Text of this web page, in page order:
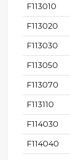
F113010
F113020
F113030
F113050
F113070
F113110
F114030
F114040